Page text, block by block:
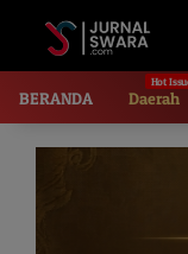
BERANDA Daerah